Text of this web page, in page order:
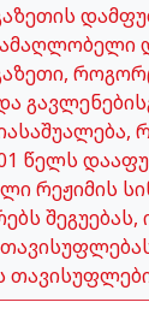
წელს
რეჟიმის